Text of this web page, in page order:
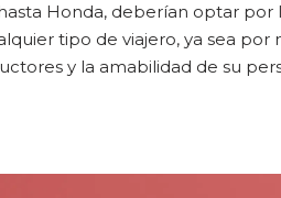
Honda, deberían optar por
tipo de viajero, ya sea por
y la amabilidad de su